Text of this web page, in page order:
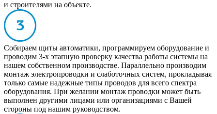
и строителями на объекте.
Собираем щиты автоматики, программируем оборудование и
проводим 3-х этапную проверку качества работы системы на
нашем собственном производстве. Параллельно производим
монтаж электропроводки и слаботочных систем, прокладывая
только самые надежные типы проводов для всего спектра
оборудования. При желании монтаж проводки может быть
выполнен другими лицами или организациями с Вашей
стороны под нашим руководством.